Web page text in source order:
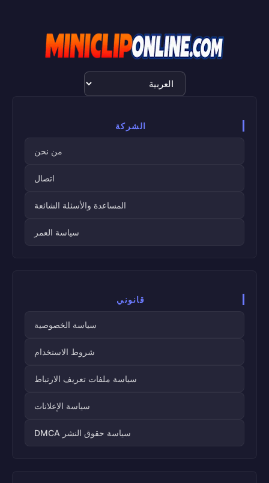
اختيار
اللغة
الشركة
من نحن
اتصال
المساعدة والأسئلة الشائعة
سياسة العمر
قانوني
سياسة الخصوصية
شروط الاستخدام
سياسة ملفات تعريف الارتباط
سياسة الإعلانات
سياسة حقوق النشر DMCA